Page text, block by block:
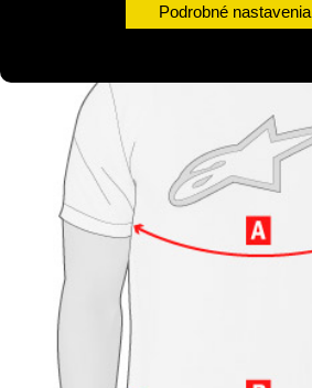
Podrobné nastavenia